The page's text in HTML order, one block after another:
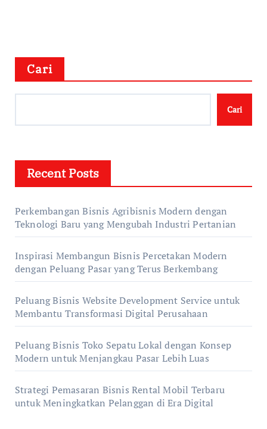
Cari
Cari
Recent Posts
Perkembangan Bisnis Agribisnis Modern dengan
Teknologi Baru yang Mengubah Industri Pertanian
Inspirasi Membangun Bisnis Percetakan Modern
dengan Peluang Pasar yang Terus Berkembang
Peluang Bisnis Website Development Service untuk
Membantu Transformasi Digital Perusahaan
Peluang Bisnis Toko Sepatu Lokal dengan Konsep
Modern untuk Menjangkau Pasar Lebih Luas
Strategi Pemasaran Bisnis Rental Mobil Terbaru
untuk Meningkatkan Pelanggan di Era Digital